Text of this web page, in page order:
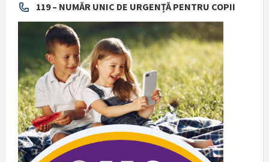
119 – NUMĂR UNIC DE URGENȚĂ PENTRU COPII